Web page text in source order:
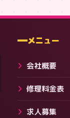
メニュー
会社概要
修理料金表
求人募集